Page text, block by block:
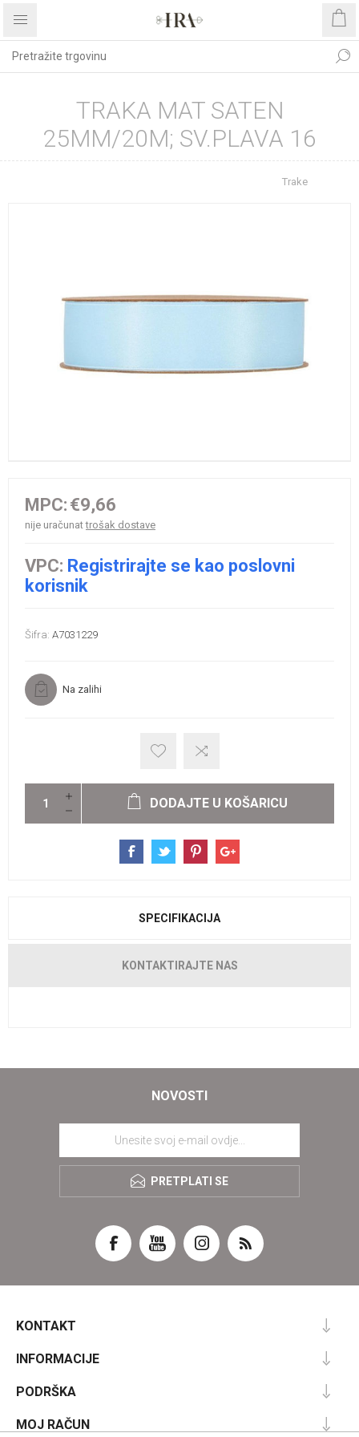
TRAKA MAT SATEN
25MM/20M; SV.PLAVA 16
Trake
MPC: €9,66
nije uračunattrošak dostave
VPC: Registrirajte se kao poslovni
korisnik
Šifra: A7031229
Na zalihi
DODAJTE U KOŠARICU
SPECIFIKACIJA
KONTAKTIRAJTE NAS
NOVOSTI
PRETPLATI SE
KONTAKT
INFORMACIJE
PODRŠKA
MOJ RAČUN